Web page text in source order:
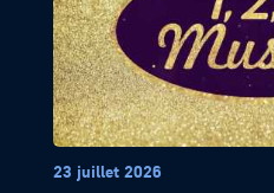
23 juillet 2026